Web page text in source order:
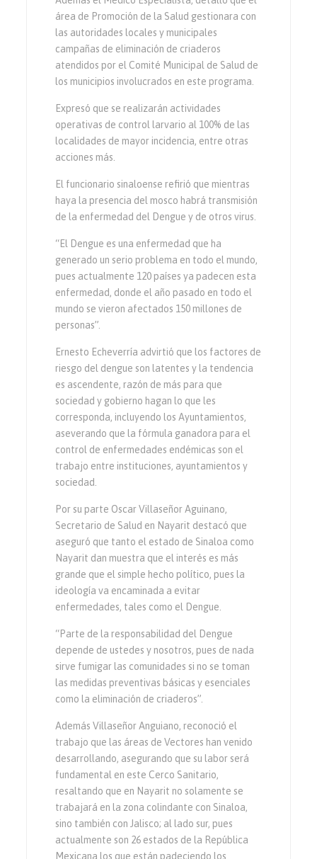
área de Promoción de la Salud gestionara con
las autoridades locales y municipales
campañas de eliminación de criaderos
atendidos por el Comité Municipal de Salud de
los municipios involucrados en este programa.
Expresó que se realizarán actividades
operativas de control larvario al 100% de las
localidades de mayor incidencia, entre otras
acciones más.
El funcionario sinaloense refirió que mientras
haya la presencia del mosco habrá transmisión
de la enfermedad del Dengue y de otros virus.
“El Dengue es una enfermedad que ha
generado un serio problema en todo el mundo,
pues actualmente 120 países ya padecen esta
enfermedad, donde el año pasado en todo el
mundo se vieron afectados 150 millones de
personas”.
Ernesto Echeverría advirtió que los factores de
riesgo del dengue son latentes y la tendencia
es ascendente, razón de más para que
sociedad y gobierno hagan lo que les
corresponda, incluyendo los Ayuntamientos,
aseverando que la fórmula ganadora para el
control de enfermedades endémicas son el
trabajo entre instituciones, ayuntamientos y
sociedad.
Por su parte Oscar Villaseñor Aguinano,
Secretario de Salud en Nayarit destacó que
aseguró que tanto el estado de Sinaloa como
Nayarit dan muestra que el interés es más
grande que el simple hecho político, pues la
ideología va encaminada a evitar
enfermedades, tales como el Dengue.
“Parte de la responsabilidad del Dengue
depende de ustedes y nosotros, pues de nada
sirve fumigar las comunidades si no se toman
las medidas preventivas básicas y esenciales
como la eliminación de criaderos”.
Además Villaseñor Anguiano, reconoció el
trabajo que las áreas de Vectores han venido
desarrollando, asegurando que su labor será
fundamental en este Cerco Sanitario,
resaltando que en Nayarit no solamente se
trabajará en la zona colindante con Sinaloa,
sino también con Jalisco; al lado sur, pues
actualmente son 26 estados de la República
Mexicana los que están padeciendo los